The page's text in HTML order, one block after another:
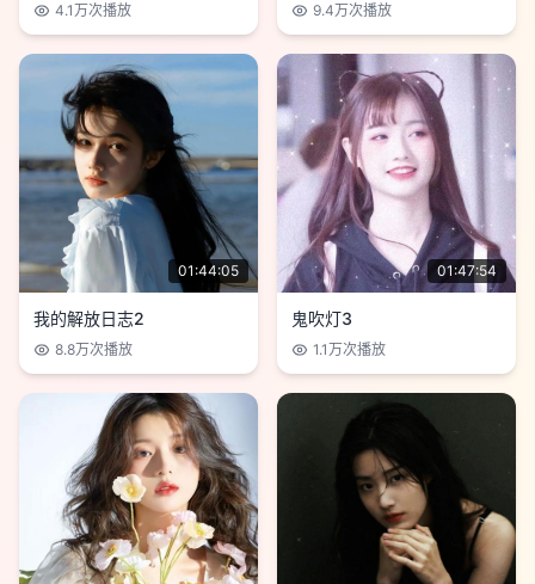
4.1万次播放 9.4万次播放
01:44:05
我的解放日志2
8.8万次播放
01:47:54
鬼吹灯3
1.1万次播放